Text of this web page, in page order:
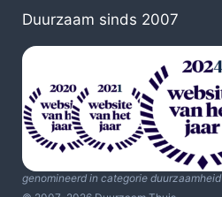
Duurzaam sinds 2007
genomineerd in categorie duurzaamheid